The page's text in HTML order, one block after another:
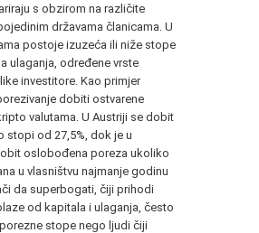
s obzirom na različite
državama članicama. U
postoje izuzeća ili niže stope
ulaganja, određene vrste
investitore. Kao primjer
dobiti ostvarene
valutama. U Austriji se dobit
stopi od 27,5%, dok je u
oslobođena poreza ukoliko
u vlasništvu najmanje godinu
da superbogati, čiji prihodi
od kapitala i ulaganja, često
stope nego ljudi čiji